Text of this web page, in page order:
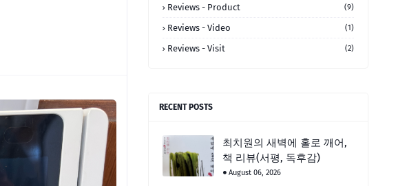
Reviews - Product (9)
Reviews - Video (1)
Reviews - Visit (2)
RECENT POSTS
최치원의 새벽에 홀로 깨어,
책 리뷰(서평, 독후감)
August 06, 2026